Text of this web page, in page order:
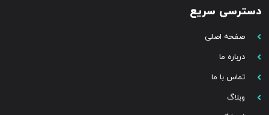
دسترسی سریع
صفحه اصلی
درباره ما
تماس با ما
وبلاگ